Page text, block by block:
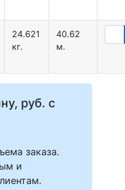
24.621
кг.
40.62
м.
руб. с
заказа.
и